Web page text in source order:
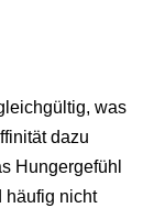
was
dazu
Hungergefühl
häufig nicht